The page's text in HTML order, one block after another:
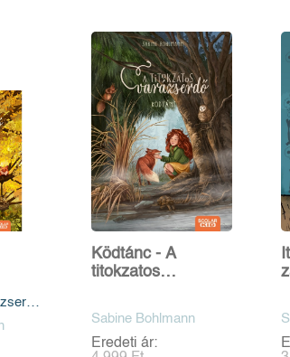
Ködtánc - A
titokzatos
Sabine Bohlmann
Eredeti ár: